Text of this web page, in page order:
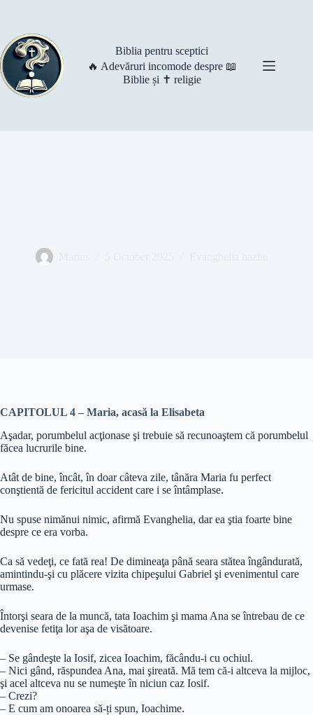
Biblia pentru sceptici
🔥 Adevăruri incomode despre 📖
Biblie și ✝️ religie
CAPITOLUL 4 – Maria, acasă la Elisabeta
Aşadar, porumbelul acţionase şi trebuie să recunoaştem că porumbelul
făcea lucrurile bine.
Atât de bine, încât, în doar câteva zile, tânăra Maria fu perfect
conştientă de fericitul accident care i se întâmplase.
Nu spuse nimănui nimic, afirmă Evanghelia, dar ea ştia foarte bine
despre ce era vorba.
Ca să vedeţi, ce fată rea! De dimineaţa până seara stătea îngândurată,
amintindu-şi cu plăcere vizita chipeşului Gabriel şi evenimentul care
urmase.
Întorşi seara de la muncă, tata Ioachim şi mama Ana se întrebau de ce
devenise fetiţa lor aşa de visătoare.
– Se gândeşte la Iosif, zicea Ioachim, făcându-i cu ochiul.
– Nici gând, răspundea Ana, mai şireată. Mă tem că-i altceva la mijloc,
şi acel altceva nu se numeşte în niciun caz Iosif.
– Crezi?
– E cum am onoarea să-ți spun, Ioachime.